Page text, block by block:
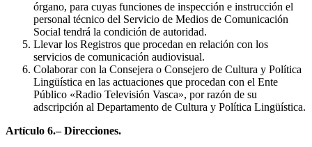
órgano, para cuyas funciones de inspección e instrucción el
personal técnico del Servicio de Medios de Comunicación
Social tendrá la condición de autoridad.
Llevar los Registros que procedan en relación con los
servicios de comunicación audiovisual.
Colaborar con la Consejera o Consejero de Cultura y Política
Lingüística en las actuaciones que procedan con el Ente
Público «Radio Televisión Vasca», por razón de su
adscripción al Departamento de Cultura y Política Lingüística.
Artículo 6.– Direcciones.